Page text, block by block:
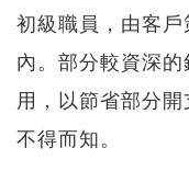
初級職員，由客
內。部分較資深
用，以節省部分
不得而知。